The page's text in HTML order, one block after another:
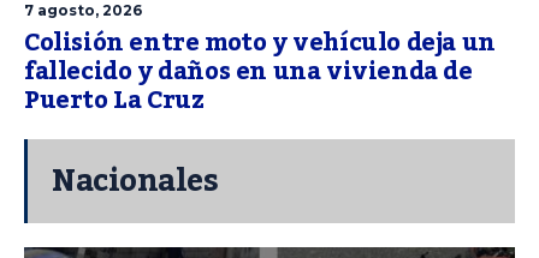
7 agosto, 2026
Colisión entre moto y vehículo deja un
fallecido y daños en una vivienda de
Puerto La Cruz
Nacionales